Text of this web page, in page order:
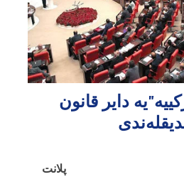
دایر قانون
پلانت